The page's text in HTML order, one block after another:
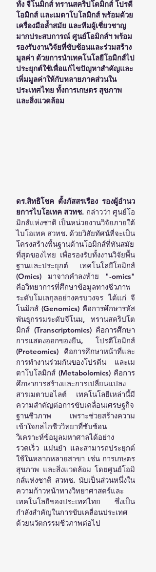
ทั้ง จีโนมิกส์ ทรานสคริปโตมิกส์ โปรตี
โอมิกส์ และเมตาโบโลมิกส์ พร้อมด้วย
เครื่องมือล้ำสมัย และทีมผู้เชี่ยวชาญ
มากประสบการณ์ ศูนย์โอมิกส์ฯ พร้อม
รองรับงานวิจัยที่ซับซ้อนและร่วมสร้าง
มูลค่า ด้วยการนำเทคโนโลยีโอมิกส์ไป
ประยุกต์ใช้เพื่อแก้ไขปัญหาสำคัญและ
เพิ่มมูลค่าให้กับหลายภาคส่วนใน
ประเทศไทย ทั้งการเกษตร สุขภาพ
และสิ่งแวดล้อม
ดร.สิทธิโชค ตั้งภัสสรเรือง รองผู้อำนว
ยการไบโอเทค สวทช. กล่าวว่า ศูนย์โอ
มิกส์แห่งชาติ เป็นหน่วยงานวิจัยภายใต้
ไบโอเทค สวทช. ด้วยวิสัยทัศน์ที่จะเป็น
โครงสร้างพื้นฐานด้านโอมิกส์ที่ทันสมัย
ที่สุดของไทย เพื่อรองรับทั้งงานวิจัยพื้น
ฐานและประยุกต์ เทคโนโลยีโอมิกส์
(Omics) มาจากคำลงท้าย "-omics"
คือวิทยาการที่ศึกษาข้อมูลทางชีวภาพ
ระดับโมเลกุลอย่างครบวงจร ได้แก่ จี
โนมิกส์ (Genomics) คือการศึกษารหัส
พันธุกรรมระดับจีโนม, ทรานสคริปโต
มิกส์ (Transcriptomics) คือการศึกษา
การแสดงออกของยีน, โปรตีโอมิกส์
(Proteomics) คือการศึกษาหน้าที่และ
การทำงานร่วมกันของโปรตีน และเม
ตาโบโลมิกส์ (Metabolomics) คือการ
ศึกษาการสร้างและการเปลี่ยนแปลง
สารเมตาบอไลต์ เทคโนโลยีเหล่านี้มี
ความสำคัญต่อการขับเคลื่อนเศรษฐกิจ
ฐานชีวภาพ เพราะช่วยสร้างความ
เข้าใจกลไกชีววิทยาที่ซับซ้อน
วิเคราะห์ข้อมูลมหาศาลได้อย่าง
รวดเร็ว แม่นยำ และสามารถประยุกต์
ใช้ในหลากหลายสาขา เช่น การเกษตร
สุขภาพ และสิ่งแวดล้อม โดยศูนย์โอมิ
กส์แห่งชาติ สวทช. นับเป็นส่วนหนึ่งใน
ความก้าวหน้าทางวิทยาศาสตร์และ
เทคโนโลยีของประเทศไทย ซึ่งเป็น
กำลังสำคัญในการขับเคลื่อนประเทศ
ด้วยนวัตกรรมชีวภาพต่อไป